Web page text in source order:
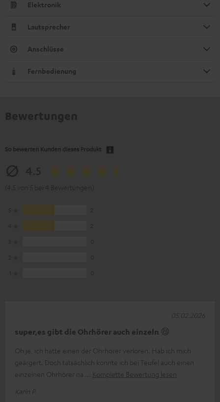
Elektronik
Lautsprecher
Anschlüsse
Fernbedienung
So bewerten Kunden dieses Produkt
super,es gibt die Ohrhörer auch einzeln 😄
Oh je, ich hatte einen der Ohrhörer verloren. Hab ich mich
geärgert. Doch tatsächlich konnte ich bei Teufel auch einen
einzelnen Ohrhörer na
Komplette Bewertung lesen
Karin P.
05.02.2026